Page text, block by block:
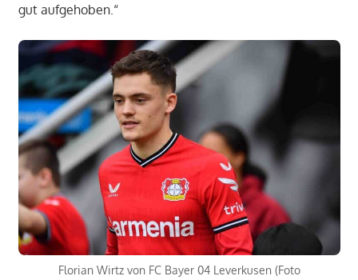
gut aufgehoben.“
Florian Wirtz von FC Bayer 04 Leverkusen (Foto